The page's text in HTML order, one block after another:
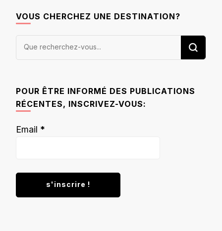
VOUS CHERCHEZ UNE DESTINATION?
Vous
POUR ÊTRE INFORMÉ DES PUBLICATIONS
RÉCENTES, INSCRIVEZ-VOUS:
Email *